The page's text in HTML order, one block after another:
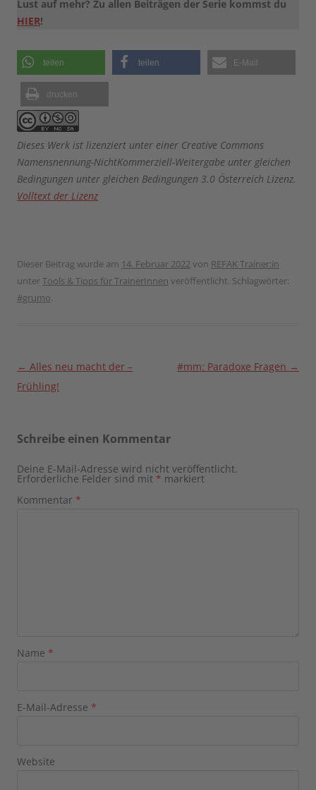
Lust auf mehr? Zu allen Beiträgen der Serie kommst du
HIER!
teilen teilen E-Mail
drucken
Dieses Werk ist lizenziert unter einer Creative Commons
Namensnennung-NichtKommerziell-Weitergabe unter gleichen
Bedingungen unter gleichen Bedingungen 3.0 Österreich Lizenz.
Volltext der Lizenz
Dieser Beitrag wurde am 14. Februar 2022von REFAK Trainer:in
unterTools & Tipps für TrainerInnen veröffentlicht. Schlagwörter:
#grumo.
Beitragsnavigation
← Alles neu macht der –
Frühling!
#mm: Paradoxe Fragen →
Schreibe einen Kommentar
Deine E-Mail-Adresse wird nicht veröffentlicht.
Erforderliche Felder sind mit * markiert
Kommentar *
Name *
E-Mail-Adresse *
Website